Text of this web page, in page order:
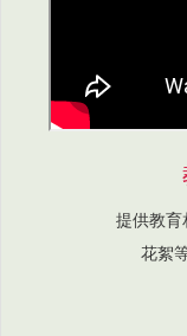
提供教育
花絮